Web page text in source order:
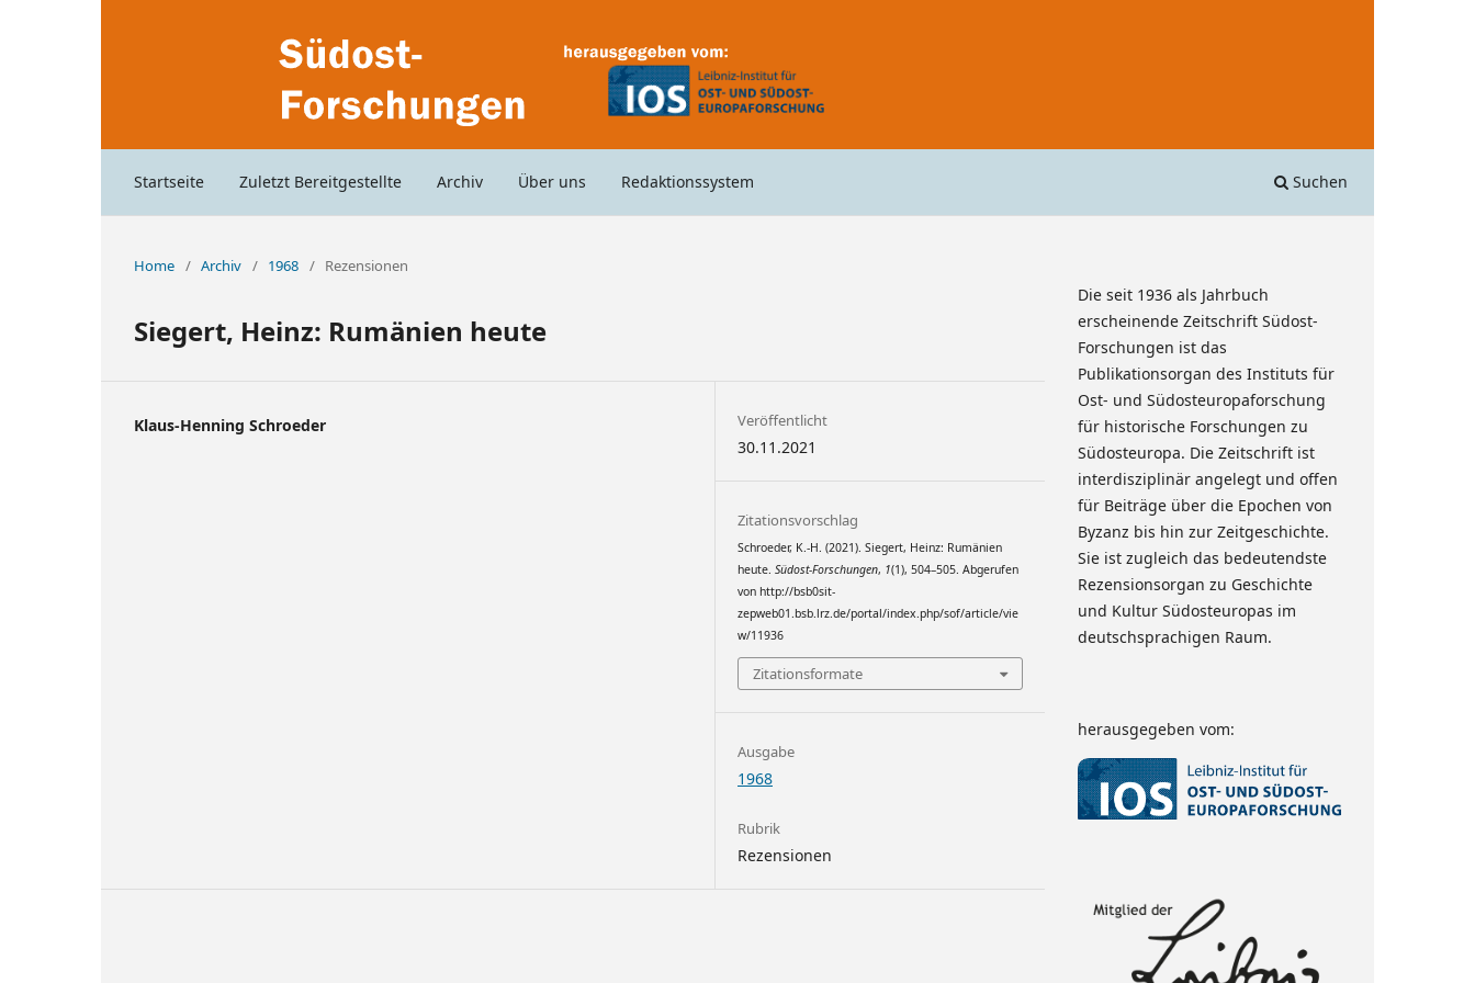
Startseite Zuletzt Bereitgestellte Archiv Über uns Redaktionssystem Suchen
Home / Archiv / 1968 / Rezensionen
Siegert, Heinz: Rumänien heute
Klaus-Henning Schroeder Veröffentlicht
30.11.2021
Zitationsvorschlag
Schroeder, K.-H. (2021). Siegert, Heinz: Rumänien
heute.Südost-Forschungen, 1(1), 504–505. Abgerufen
von http://bsb0sit-
zepweb01.bsb.lrz.de/portal/index.php/sof/article/vie
w/11936
Zitationsformate
Ausgabe
1968
Rubrik
Rezensionen
Die seit 1936 als Jahrbuch
erscheinende Zeitschrift Südost-
Forschungen ist das
Publikationsorgan des Instituts für
Ost- und Südosteuropaforschung
für historische Forschungen zu
Südosteuropa. Die Zeitschrift ist
interdisziplinär angelegt und offen
für Beiträge über die Epochen von
Byzanz bis hin zur Zeitgeschichte.
Sie ist zugleich das bedeutendste
Rezensionsorgan zu Geschichte
und Kultur Südosteuropas im
deutschsprachigen Raum.
herausgegeben vom: